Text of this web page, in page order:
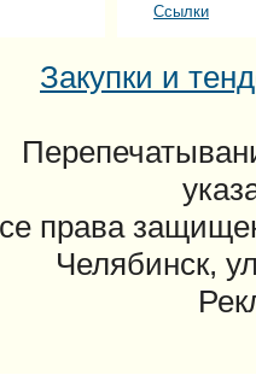
Ссылки
Закупки и
права
Челябинск,